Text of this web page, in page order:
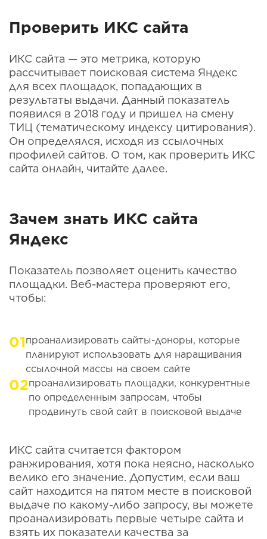
Проверить ИКС сайта
ИКС сайта — это метрика, которую
рассчитывает поисковая система Яндекс
для всех площадок, попадающих в
результаты выдачи. Данный показатель
появился в 2018 году и пришел на смену
ТИЦ (тематическому индексу цитирования).
Он определялся, исходя из ссылочных
профилей сайтов. О том, как проверить ИКС
сайта онлайн, читайте далее.
Зачем знать ИКС сайта
Яндекс
Показатель позволяет оценить качество
площадки. Веб-мастера проверяют его,
чтобы:
проанализировать сайты-доноры, которые
планируют использовать для наращивания
ссылочной массы на своем сайте
проанализировать площадки, конкурентные
по определенным запросам, чтобы
продвинуть свой сайт в поисковой выдаче
ИКС сайта считается фактором
ранжирования, хотя пока неясно, насколько
велико его значение. Допустим, если ваш
сайт находится на пятом месте в поисковой
выдаче по какому-либо запросу, вы можете
проанализировать первые четыре сайта и
взять их показатели качества за